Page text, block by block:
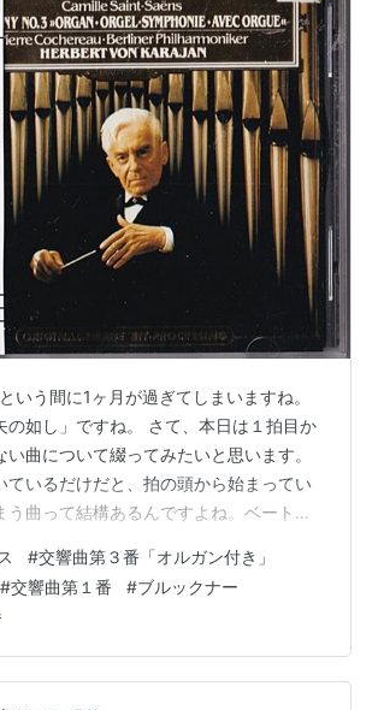
いう間に1ヶ月が過ぎてしまいますね。
の如し」ですね。 さて、本日は１拍目か
い曲について綴ってみたいと思います。
ているだけだと、拍の頭から始まってい
う曲って結構あるんですよね。ベートー
しくなくても「ジャジャジャジャーン」
。この「ジャジャジャジャーン」という
いますが、拍の頭からある音楽にとれま
際、「運命」の楽譜は8分休符のあとに
ジャーン」なんですよね。なので、正確
#交響曲第３番「オルガン付き」
#交響曲第１番 #ブルックナー